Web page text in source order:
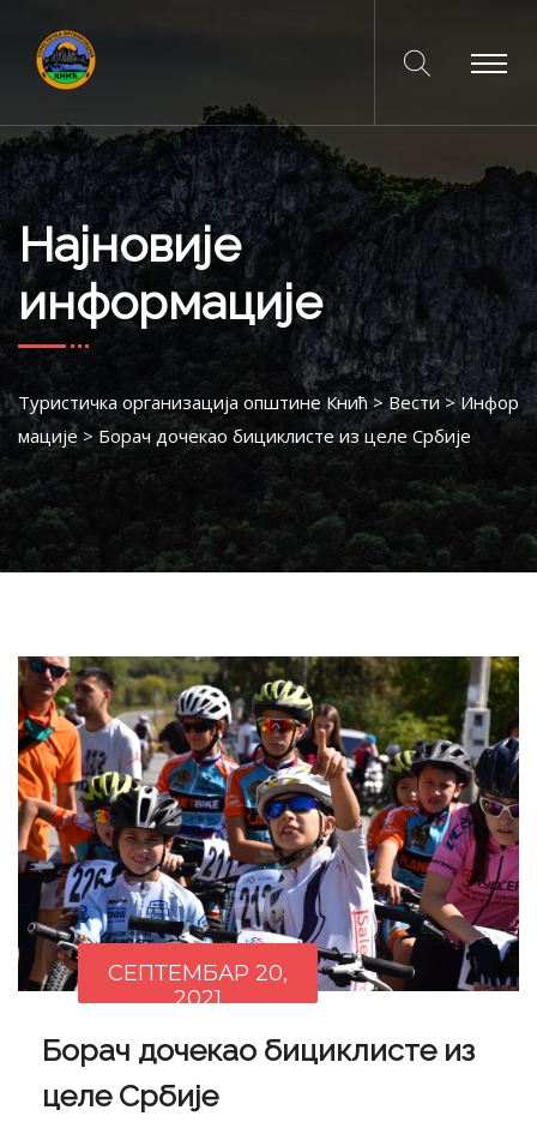
Најновије
информације
Туристичка организација општине Кнић>Вести>Инфор
мације > Борач дочекао бициклисте из целе Србије
СЕПТЕМБАР 20,
2021
Борач дочекао бициклисте из
целе Србије